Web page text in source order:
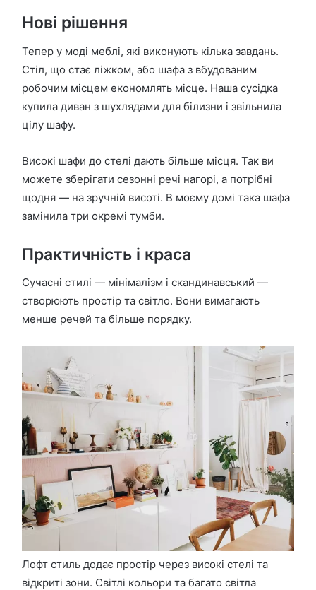
Нові рішення
Тепер у моді меблі, які виконують кілька завдань.
Стіл, що стає ліжком, або шафа з вбудованим
робочим місцем економлять місце. Наша сусідка
купила диван з шухлядами для білизни і звільнила
цілу шафу.
Високі шафи до стелі дають більше місця. Так ви
можете зберігати сезонні речі нагорі, а потрібні
щодня — на зручній висоті. В моєму домі така шафа
замінила три окремі тумби.
Практичність і краса
Сучасні стилі — мінімалізм і скандинавський —
створюють простір та світло. Вони вимагають
менше речей та більше порядку.
Лофт стиль додає простір через високі стелі та
відкриті зони. Світлі кольори та багато світла